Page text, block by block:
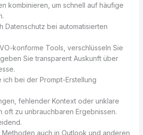
kombinieren, um schnell auf häufige
Datenschutz bei automatisierten
konforme Tools, verschlüsseln Sie
Sie transparent Auskunft über
ich bei der Prompt-Erstellung
fehlender Kontext oder unklare
oft zu unbrauchbaren Ergebnissen.
auch in Outlook und anderen